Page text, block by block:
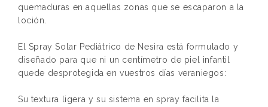
quemaduras en aquellas zonas que se escaparon a la
loción.
El Spray Solar Pediátrico de Nesira está formulado y
diseñado para que ni un centímetro de piel infantil
quede desprotegida en vuestros días veraniegos:
Su textura ligera y su sistema en spray facilita la